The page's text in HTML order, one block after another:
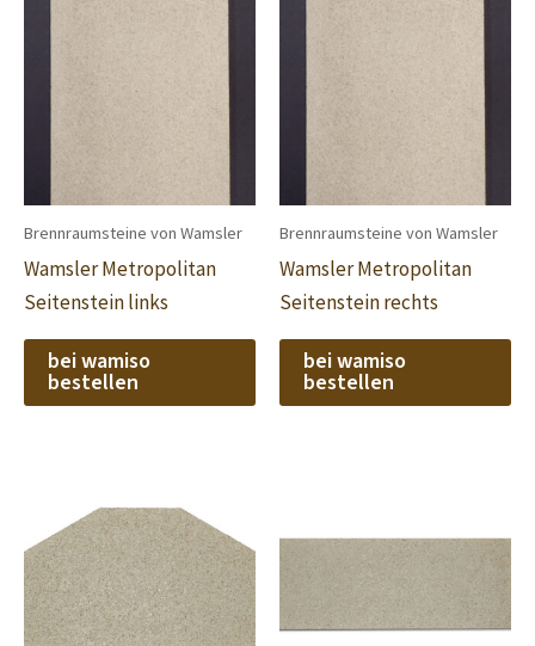
Brennraumsteine von Wamsler
Wamsler Metropolitan
Seitenstein links
bei wamiso
bestellen
Brennraumsteine von Wamsler
Wamsler Metropolitan
Seitenstein rechts
bei wamiso
bestellen